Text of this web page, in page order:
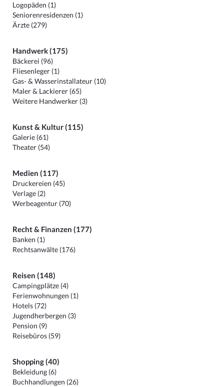
Logopäden (1)
Seniorenresidenzen (1)
Ärzte (279)
Handwerk (175)
Bäckerei (96)
Fliesenleger (1)
Gas- & Wasserinstallateur (10)
Maler & Lackierer (65)
Weitere Handwerker (3)
Kunst & Kultur (115)
Galerie (61)
Theater (54)
Medien (117)
Druckereien (45)
Verlage (2)
Werbeagentur (70)
Recht & Finanzen (177)
Banken (1)
Rechtsanwälte (176)
Reisen (148)
Campingplätze (4)
Ferienwohnungen (1)
Hotels (72)
Jugendherbergen (3)
Pension (9)
Reisebüros (59)
Shopping (40)
Bekleidung (6)
Buchhandlungen (26)